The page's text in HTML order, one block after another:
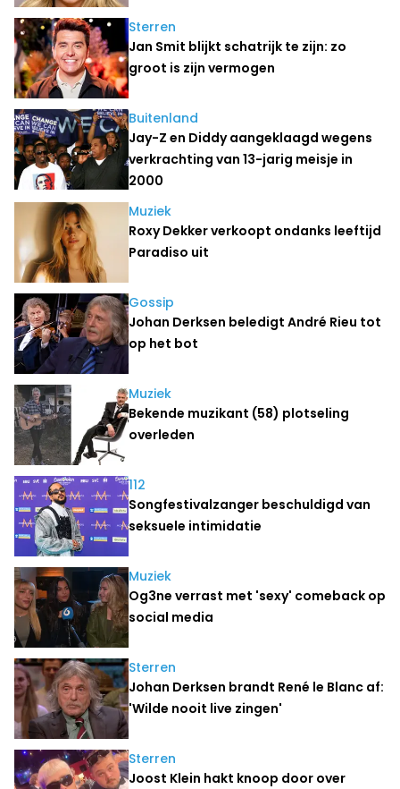
Sterren
Jan Smit blijkt schatrijk te zijn: zo
groot is zijn vermogen
Buitenland
Jay-Z en Diddy aangeklaagd wegens
verkrachting van 13-jarig meisje in
2000
Muziek
Roxy Dekker verkoopt ondanks leeftijd
Paradiso uit
Gossip
Johan Derksen beledigt André Rieu tot
op het bot
Muziek
Bekende muzikant (58) plotseling
overleden
112
Songfestivalzanger beschuldigd van
seksuele intimidatie
Muziek
Og3ne verrast met 'sexy' comeback op
social media
Sterren
Johan Derksen brandt René le Blanc af:
'Wilde nooit live zingen'
Sterren
Joost Klein hakt knoop door over